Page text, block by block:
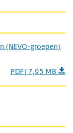
(NEVO-groepen)
PDF | 7,95 MB